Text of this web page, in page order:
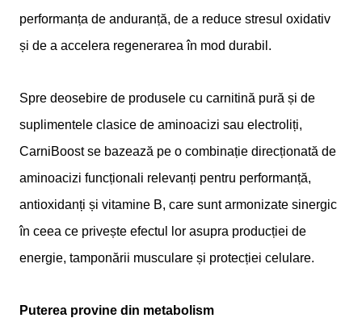
performanța de anduranță, de a reduce stresul oxidativ
și de a accelera regenerarea în mod durabil.
Spre deosebire de produsele cu carnitină pură și de
suplimentele clasice de aminoacizi sau electroliți,
CarniBoost se bazează pe o combinație direcționată de
aminoacizi funcționali relevanți pentru performanță,
antioxidanți și vitamine B, care sunt armonizate sinergic
în ceea ce privește efectul lor asupra producției de
energie, tamponării musculare și protecției celulare.
Puterea provine din metabolism